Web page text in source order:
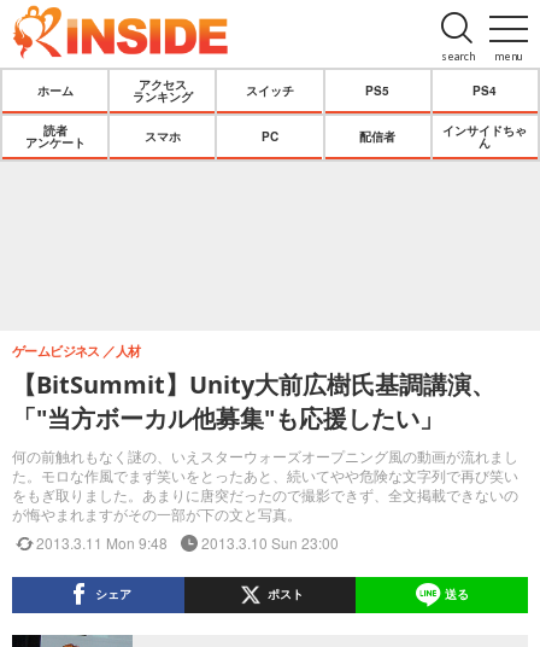
menu
search
ホーム
アクセス
ランキング
スイッチ PS5 PS4
読者
アンケート
スマホ PC 配信者
インサイドちゃ
ん
【BitSummit】Unity大前広樹氏基調講演、
「"当方ボーカル他募集"も応援したい」
何の前触れもなく謎の、いえスターウォーズオープニング風の動画が流れまし
た。モロな作風でまず笑いをとったあと、続いてやや危険な文字列で再び笑い
をもぎ取りました。あまりに唐突だったので撮影できず、全文掲載できないの
が悔やまれますがその一部が下の文と写真。
ゲームビジネス 人材
2013.3.11 Mon 9:48 2013.3.10 Sun 23:00
シェア ポスト 送る